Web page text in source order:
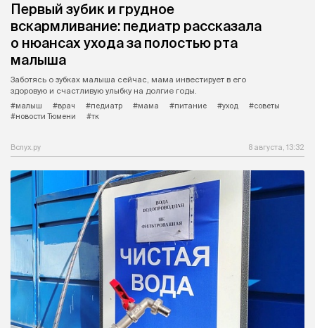
Первый зубик и грудное
вскармливание: педиатр рассказала
о нюансах ухода за полостью рта
малыша
Заботясь о зубках малыша сейчас, мама инвестирует в его
здоровую и счастливую улыбку на долгие годы.
#малыш
#врач #педиатр #мама #питание #уход
#советы
#новости Тюмени
#тк
Вслух.ру 8 августа, 13:32